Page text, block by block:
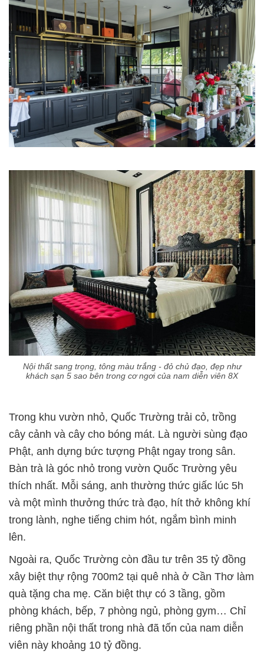
Nội thất sang trọng, tông màu trắng - đỏ chủ đạo, đẹp như
khách sạn 5 sao bên trong cơ ngơi của nam diễn viên 8X
Trong khu vườn nhỏ, Quốc Trường trải cỏ, trồng
cây cảnh và cây cho bóng mát. Là người sùng đạo
Phật, anh dựng bức tượng Phật ngay trong sân.
Bàn trà là góc nhỏ trong vườn Quốc Trường yêu
thích nhất. Mỗi sáng, anh thường thức giấc lúc 5h
và một mình thưởng thức trà đạo, hít thở không khí
trong lành, nghe tiếng chim hót, ngắm bình minh
lên.
Ngoài ra, Quốc Trường còn đầu tư trên 35 tỷ đồng
xây biệt thự rộng 700m2 tại quê nhà ở Cần Thơ làm
quà tặng cha mẹ. Căn biệt thự có 3 tầng, gồm
phòng khách, bếp, 7 phòng ngủ, phòng gym… Chỉ
riêng phần nội thất trong nhà đã tốn của nam diễn
viên này khoảng 10 tỷ đồng.